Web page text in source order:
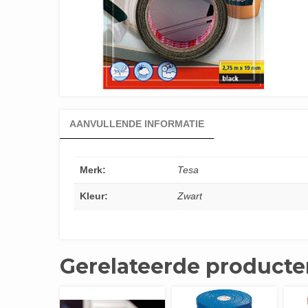
AANVULLENDE INFORMATIE
Merk: Tesa
Kleur: Zwart
Gerelateerde